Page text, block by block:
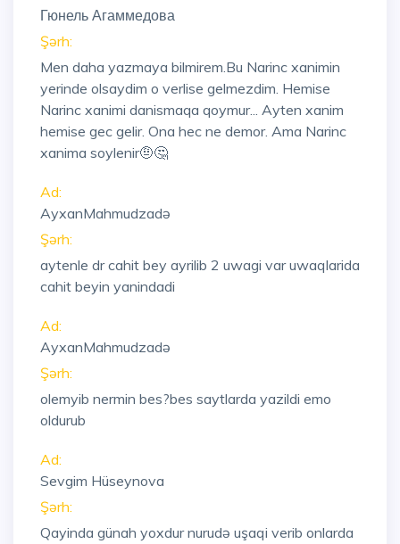
Гюнель Агаммедова
Şərh:
Men daha yazmaya bilmirem.Bu Narinc xanimin
yerinde olsaydim o verlise gelmezdim. Hemise
Narinc xanimi danismaqa qoymur... Ayten xanim
hemise gec gelir. Ona hec ne demor. Ama Narinc
xanima soylenir🤨🤔
Ad:
AyxanMahmudzadə
Şərh:
aytenle dr cahit bey ayrilib 2 uwagi var uwaqlarida
cahit beyin yanindadi
Ad:
AyxanMahmudzadə
Şərh:
olemyib nermin bes?bes saytlarda yazildi emo
oldurub
Ad:
Sevgim Hüseynova
Şərh:
Qayinda günah yoxdur nurudə uşaqi verib onlarda